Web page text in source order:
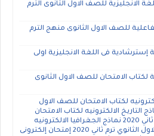
الانجليزية للصف الاول الثانوى الترم
للصف الاول الثانوى منهج الترم
إسترشادية فى اللغة الانجليزية اولى
لكتاب الامتحان للصف الاول الثانوى
لكتاب الامتحان للصف الاول
ترم ثاني 2020 نماذج التاريخ الالكترونيه لكتاب الامتحان
للصف الاول الثانوي ترم ثاني 2020 نماذج الجغرافيا الالكترونيه
لكتاب الامتحان للصف الاول الثانوي ترم ثاني 2020 إمتحان إلكترونى